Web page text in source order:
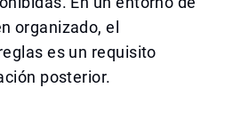
organizado, el
es un requisito
posterior.